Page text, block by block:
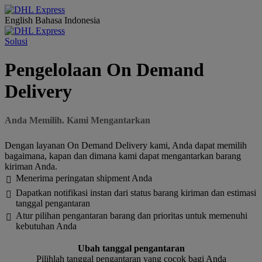
English Bahasa Indonesia
Solusi
Pengelolaan On Demand
Delivery
Anda Memilih. Kami Mengantarkan
Dengan layanan On Demand Delivery kami, Anda dapat memilih
bagaimana, kapan dan dimana kami dapat mengantarkan barang
kiriman Anda.
 Menerima peringatan shipment Anda
 Dapatkan notifikasi instan dari status barang kiriman dan estimasi
tanggal pengantaran

Atur pilihan pengantaran barang dan prioritas untuk memenuhi
kebutuhan Anda
Ubah tanggal pengantaran
Pilihlah tanggal pengantaran yang cocok bagi Anda